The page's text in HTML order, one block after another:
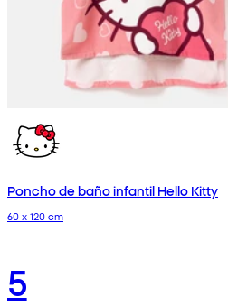
Poncho de baño infantil Hello Kitty
60 x 120 cm
5